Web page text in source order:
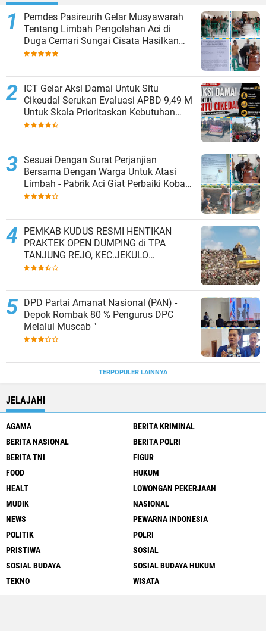
Pemdes Pasireurih Gelar Musyawarah
Tentang Limbah Pengolahan Aci di
Duga Cemari Sungai Cisata Hasilkan
Kesepakatan Tutup Sementara
ICT Gelar Aksi Damai Untuk Situ
Cikeudal Serukan Evaluasi APBD 9,49 M
Untuk Skala Prioritaskan Kebutuhan
Dasar Masyarakat Belum Saat nya
Sesuai Dengan Surat Perjanjian
Bersama Dengan Warga Untuk Atasi
Limbah - Pabrik Aci Giat Perbaiki Kobak
Penampungan Air
PEMKAB KUDUS RESMI HENTIKAN
PRAKTEK OPEN DUMPING di TPA
TANJUNG REJO, KEC.JEKULO
KAB.KUDUS,BERLAKUKAN SISTEM
DPD Partai Amanat Nasional (PAN) -
Depok Rombak 80 % Pengurus DPC
Melalui Muscab "
TERPOPULER LAINNYA
JELAJAHI
AGAMA
BERITA KRIMINAL
BERITA NASIONAL
BERITA POLRI
BERITA TNI
FIGUR
FOOD
HUKUM
HEALT
LOWONGAN PEKERJAAN
MUDIK
NASIONAL
NEWS
PEWARNA INDONESIA
POLITIK
POLRI
PRISTIWA
SOSIAL
SOSIAL BUDAYA
SOSIAL BUDAYA HUKUM
TEKNO
WISATA